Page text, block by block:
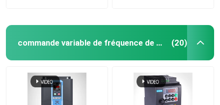
commande variable de fréquence de vfd (20)